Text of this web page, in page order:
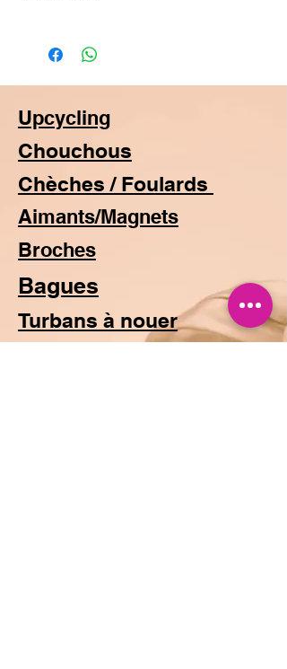
Upcycling
Chouchous
Chèches / Foulards
Aimants/Magnets
Broches
Bagues
Turbans à nouer